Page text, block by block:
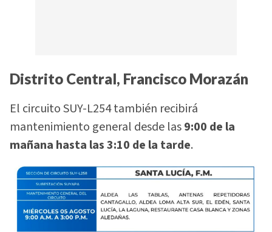
Distrito Central, Francisco Morazán
El circuito SUY-L254 también recibirá
mantenimiento general desde las9:00 de la
mañana hasta las 3:10 de la tarde.